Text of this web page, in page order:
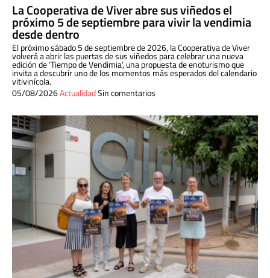
La Cooperativa de Viver abre sus viñedos el
próximo 5 de septiembre para vivir la vendimia
desde dentro
El próximo sábado 5 de septiembre de 2026, la Cooperativa de Viver
volverá a abrir las puertas de sus viñedos para celebrar una nueva
edición de ‘Tiempo de Vendimia’, una propuesta de enoturismo que
invita a descubrir uno de los momentos más esperados del calendario
vitivinícola.
05/08/2026ActualidadSin comentarios